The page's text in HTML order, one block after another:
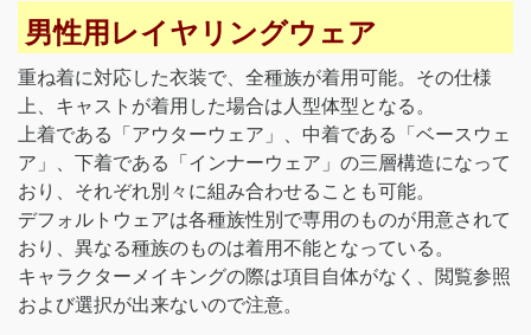
男性用レイヤリングウェア
重ね着に対応した衣装で、全種族が着用可能。その仕様
上、キャストが着用した場合は人型体型となる。
上着である「アウターウェア」、中着である「ベースウェ
ア」、下着である「インナーウェア」の三層構造になって
おり、それぞれ別々に組み合わせることも可能。
デフォルトウェアは各種族性別で専用のものが用意されて
おり、異なる種族のものは着用不能となっている。
キャラクターメイキングの際は項目自体がなく、閲覧参照
および選択が出来ないので注意。